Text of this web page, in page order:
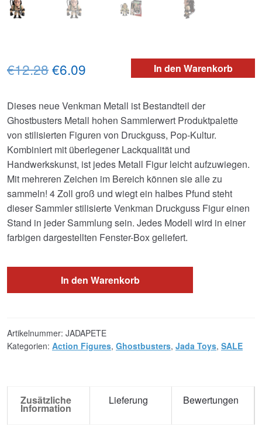
In den Warenkorb
€12.28Ursprünglicher
war:
€12.28
€6.09
ist:
€6.09.
Dieses neue Venkman Metall ist Bestandteil der
Ghostbusters Metall hohen Sammlerwert Produktpalette
von stilisierten Figuren von Druckguss, Pop-Kultur.
Kombiniert mit überlegener Lackqualität und
Handwerkskunst, ist jedes Metall Figur leicht aufzuwiegen.
Mit mehreren Zeichen im Bereich können sie alle zu
sammeln! 4 Zoll groß und wiegt ein halbes Pfund steht
dieser Sammler stilisierte Venkman Druckguss Figur einen
Stand in jeder Sammlung sein. Jedes Modell wird in einer
farbigen dargestellten Fenster-Box geliefert.
In den Warenkorb
Artikelnummer: JADAPETE
Kategorien: Action Figures, Ghostbusters, Jada Toys, SALE
Zusätzliche
Information
Lieferung Bewertungen